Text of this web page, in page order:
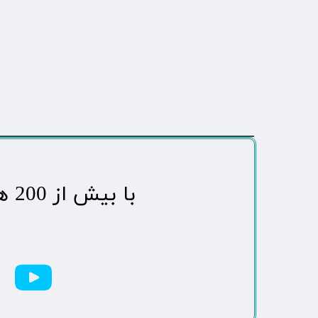
​با بیش از 200 هزاردنبال کننده محبوب ترین رسانه مردمی شهر مهاباد​​​​​​​​​​​​​​